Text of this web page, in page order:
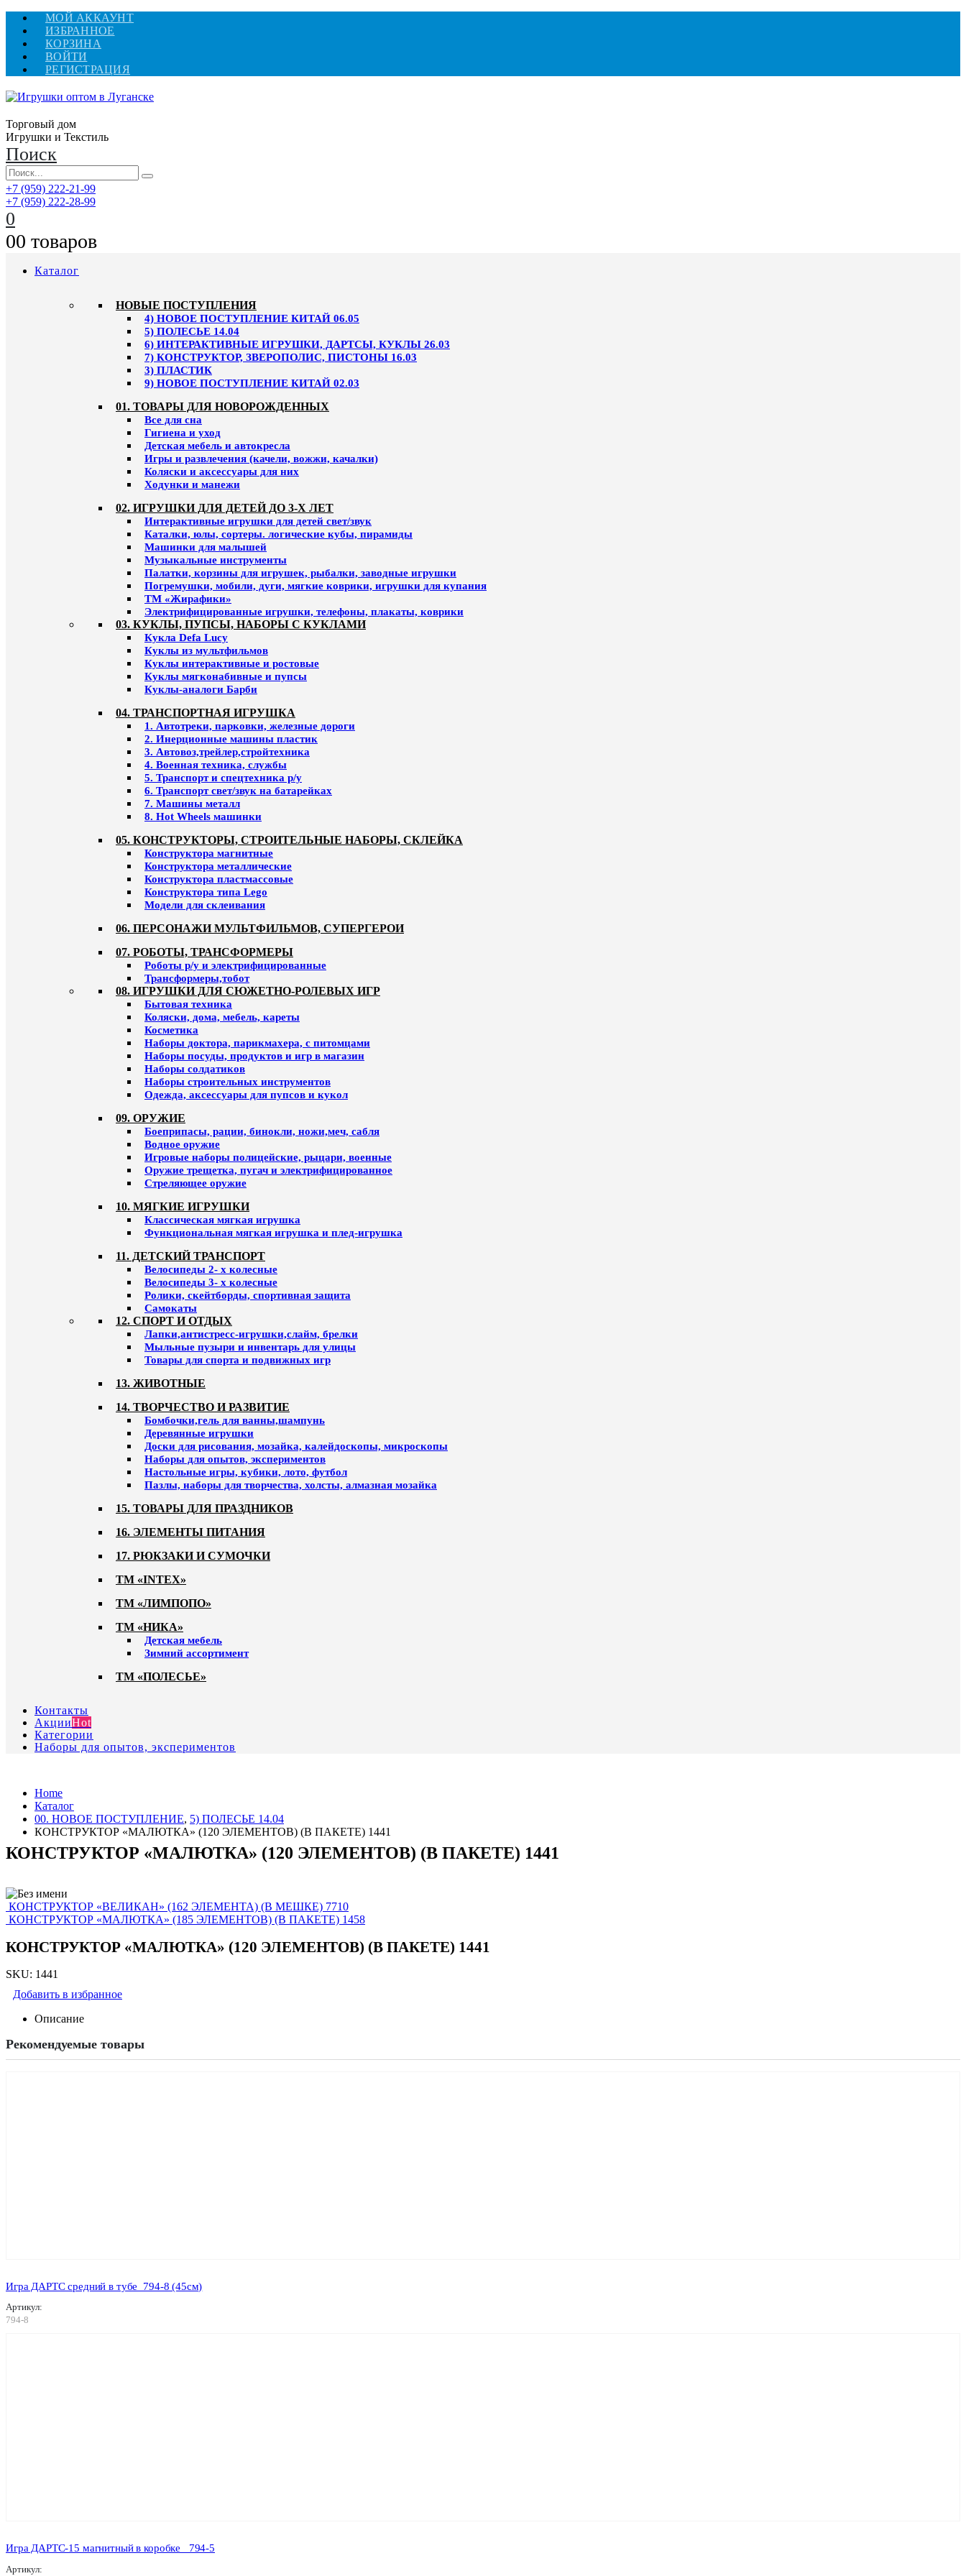
МОЙ АККАУНТ
ИЗБРАННОЕ
КОРЗИНА
ВОЙТИ
РЕГИСТРАЦИЯ
Торговый дом
Игрушки и Текстиль
Поиск
+7 (959) 222-21-99
+7 (959) 222-28-99
0
00 товаров
Каталог
НОВЫЕ ПОСТУПЛЕНИЯ
4) НОВОЕ ПОСТУПЛЕНИЕ КИТАЙ 06.05
5) ПОЛЕСЬЕ 14.04
6) ИНТЕРАКТИВНЫЕ ИГРУШКИ, ДАРТСЫ, КУКЛЫ 26.03
7) КОНСТРУКТОР, ЗВЕРОПОЛИС, ПИСТОНЫ 16.03
3) ПЛАСТИК
9) НОВОЕ ПОСТУПЛЕНИЕ КИТАЙ 02.03
01. ТОВАРЫ ДЛЯ НОВОРОЖДЕННЫХ
Все для сна
Гигиена и уход
Детская мебель и автокресла
Игры и развлечения (качели, вожжи, качалки)
Коляски и аксессуары для них
Ходунки и манежи
02. ИГРУШКИ ДЛЯ ДЕТЕЙ ДО 3-Х ЛЕТ
Интерактивные игрушки для детей свет/звук
Каталки, юлы, сортеры. логические кубы, пирамиды
Машинки для малышей
Музыкальные инструменты
Палатки, корзины для игрушек, рыбалки, заводные игрушки
Погремушки, мобили, дуги, мягкие коврики, игрушки для купания
ТМ «Жирафики»
Электрифицированные игрушки, телефоны, плакаты, коврики
03. КУКЛЫ, ПУПСЫ, НАБОРЫ С КУКЛАМИ
Кукла Defa Lucy
Куклы из мультфильмов
Куклы интерактивные и ростовые
Куклы мягконабивные и пупсы
Куклы-аналоги Барби
04. ТРАНСПОРТНАЯ ИГРУШКА
1. Автотреки, парковки, железные дороги
2. Инерционные машины пластик
3. Автовоз,трейлер,стройтехника
4. Военная техника, службы
5. Транспорт и спецтехника р/у
6. Транспорт свет/звук на батарейках
7. Машины металл
8. Hot Wheels машинки
05. КОНСТРУКТОРЫ, СТРОИТЕЛЬНЫЕ НАБОРЫ, СКЛЕЙКА
Конструктора магнитные
Конструктора металлические
Конструктора пластмассовые
Конструктора типа Lego
Модели для склеивания
06. ПЕРСОНАЖИ МУЛЬТФИЛЬМОВ, СУПЕРГЕРОИ
07. РОБОТЫ, ТРАНСФОРМЕРЫ
Роботы р/у и электрифицированные
Трансформеры,тобот
08. ИГРУШКИ ДЛЯ СЮЖЕТНО-РОЛЕВЫХ ИГР
Бытовая техника
Коляски, дома, мебель, кареты
Косметика
Наборы доктора, парикмахера, с питомцами
Наборы посуды, продуктов и игр в магазин
Наборы солдатиков
Наборы строительных инструментов
Одежда, аксессуары для пупсов и кукол
09. ОРУЖИЕ
Боеприпасы, рации, бинокли, ножи,меч, сабля
Водное оружие
Игровые наборы полицейские, рыцари, военные
Оружие трещетка, пугач и электрифицированное
Стреляющее оружие
10. МЯГКИЕ ИГРУШКИ
Классическая мягкая игрушка
Функциональная мягкая игрушка и плед-игрушка
11. ДЕТСКИЙ ТРАНСПОРТ
Велосипеды 2- х колесные
Велосипеды 3- х колесные
Ролики, скейтборды, спортивная защита
Самокаты
12. СПОРТ И ОТДЫХ
Лапки,антистресс-игрушки,слайм, брелки
Мыльные пузыри и инвентарь для улицы
Товары для спорта и подвижных игр
13. ЖИВОТНЫЕ
14. ТВОРЧЕСТВО И РАЗВИТИЕ
Бомбочки,гель для ванны,шампунь
Деревянные игрушки
Доски для рисования, мозайка, калейдоскопы, микроскопы
Наборы для опытов, экспериментов
Настольные игры, кубики, лото, футбол
Пазлы, наборы для творчества, холсты, алмазная мозайка
15. ТОВАРЫ ДЛЯ ПРАЗДНИКОВ
16. ЭЛЕМЕНТЫ ПИТАНИЯ
17. РЮКЗАКИ И СУМОЧКИ
ТМ «INTEX»
ТМ «ЛИМПОПО»
ТМ «НИКА»
Детская мебель
Зимний ассортимент
ТМ «ПОЛЕСЬЕ»
Контакты
АкцииHot
Категории
Наборы для опытов, экспериментов
Home
Каталог
00. HОВОЕ ПОСТУПЛЕНИЕ, 5) ПОЛЕСЬЕ 14.04
КОНСТРУКТОР «МАЛЮТКА» (120 ЭЛЕМЕНТОВ) (В ПАКЕТЕ) 1441
КОНСТРУКТОР «МАЛЮТКА» (120 ЭЛЕМЕНТОВ) (В ПАКЕТЕ) 1441
КОНСТРУКТОР «ВЕЛИКАН» (162 ЭЛЕМЕНТА) (В МЕШКЕ) 7710
КОНСТРУКТОР «МАЛЮТКА» (185 ЭЛЕМЕНТОВ) (В ПАКЕТЕ) 1458
КОНСТРУКТОР «МАЛЮТКА» (120 ЭЛЕМЕНТОВ) (В ПАКЕТЕ) 1441
SKU: 1441
Добавить в избранное
Описание
Рекомендуемые товары
Игра ДАРТС средний в тубе_794-8 (45см)
Артикул:
794-8
Игра ДАРТС-15 магнитный в коробке _794-5
Артикул: